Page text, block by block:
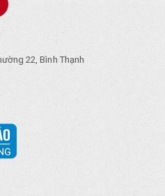
22, Bình Thạnh